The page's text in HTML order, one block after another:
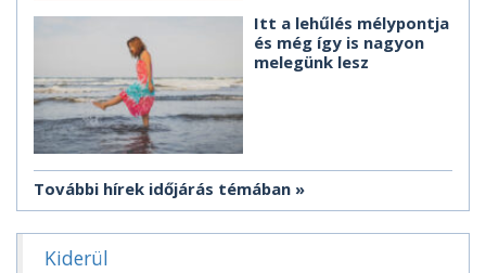
Itt a lehűlés mélypontja
és még így is nagyon
melegünk lesz
További hírek időjárás témában
Kiderül